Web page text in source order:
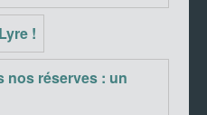
!
nos réserves : un